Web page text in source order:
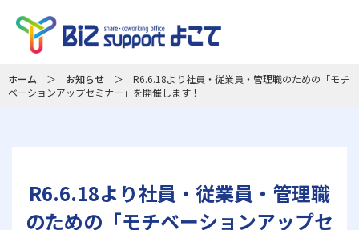
ホーム ＞ お知らせ ＞ R6.6.18より社員・従業員・管理職のための「モチ
ベーションアップセミナー」を開催します！
R6.6.18より社員・従業員・管理職
のための「モチベーションアップセ